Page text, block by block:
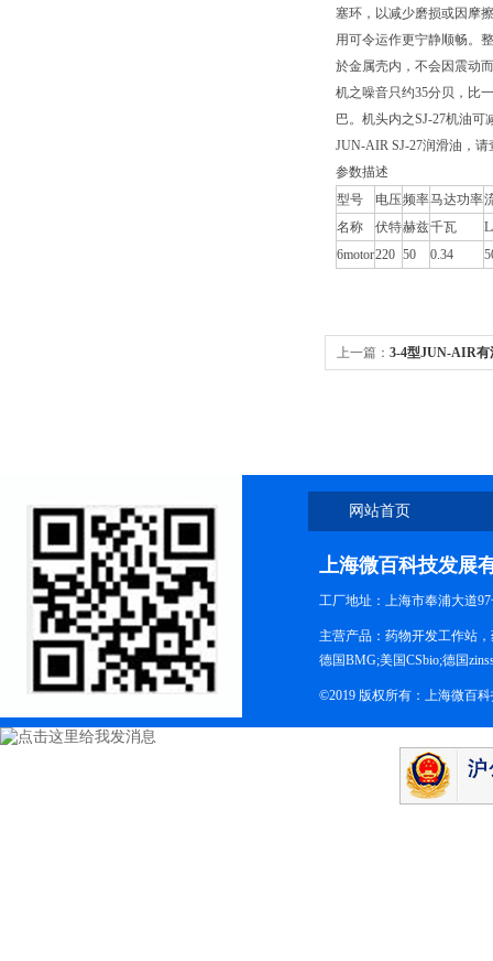
塞环，以减少磨损或因摩
用可令运作更宁静顺畅。
於金属壳内，不会因震动
机之噪音只约35分贝，比
巴。机头内之SJ-27机油
JUN-AIR SJ-27润滑油，
参数描述
型号
电压频率马达功率
名称
伏特赫兹千瓦
6motor220 50 0.34
上一篇： 3-4型JUN-AIR有
网站首页
上海微百科技发展
工厂地址：上海市奉浦大道
主营产品：药物开发工作站
德国BMG;美国CSbio;德国
©2019 版权所有：上海微百